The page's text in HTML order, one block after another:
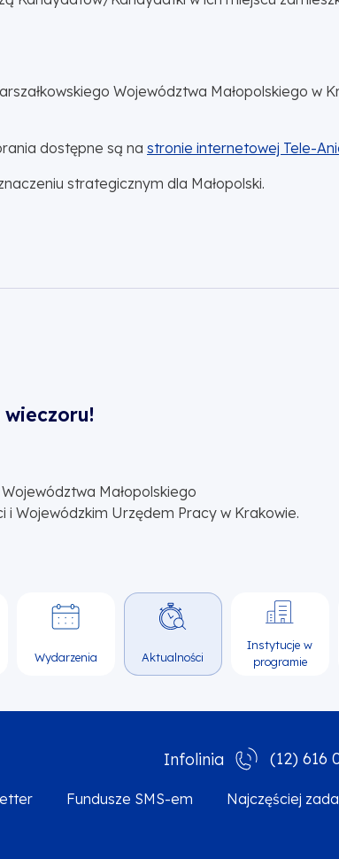
Województwa Małopolskiego w
dostępne są na stronie internetowej Tele-
strategicznym dla Małopolski.
wieczoru!
Małopolskiego
i Wojewódzkim Urzędem Pracy w Krakowie.
Wydarzenia Aktualności
Instytucje w
programie
Infolinia (12) 616
Fundusze SMS-em
Najczęściej